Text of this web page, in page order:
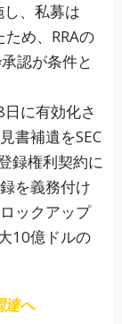
、私募は
め、RRAの
認が条件と
に有効化さ
書補遺をSEC
録権利契約に
を義務付け
ックアップ
10億ドルの
達へ